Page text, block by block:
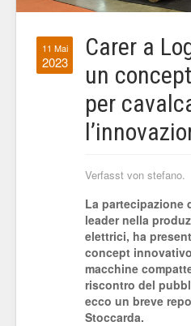
11 Mai
2023
Carer a
un
per
Verfasst von stefano.
La partecipazione
leader nella
elettrici, ha
concept
macchine
riscontro del
ecco un breve
Stoccarda.